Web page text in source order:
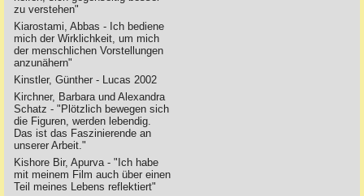
zu verstehen"
Kiarostami, Abbas - Ich bediene
mich der Wirklichkeit, um mich
der menschlichen Vorstellungen
anzunähern"
Kinstler, Günther - Lucas 2002
Kirchner, Barbara und Alexandra
Schatz - "Plötzlich bewegen sich
die Figuren, werden lebendig.
Das ist das Faszinierende an
unserer Arbeit."
Kishore Bir, Apurva - "Ich habe
mit meinem Film auch über einen
Teil meines Lebens reflektiert"